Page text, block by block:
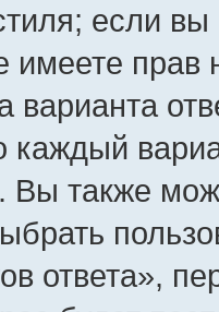
если
прав
варианта
каждый
Вы также
ответа»,